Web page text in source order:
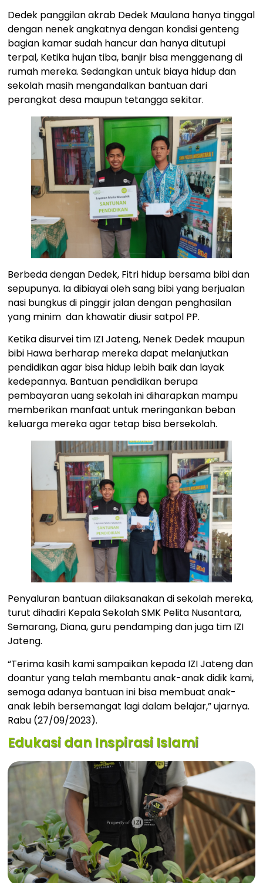
Dedek panggilan akrab Dedek Maulana hanya tinggal
dengan nenek angkatnya dengan kondisi genteng
bagian kamar sudah hancur dan hanya ditutupi
terpal, Ketika hujan tiba, banjir bisa menggenang di
rumah mereka. Sedangkan untuk biaya hidup dan
sekolah masih mengandalkan bantuan dari
perangkat desa maupun tetangga sekitar.
Berbeda dengan Dedek, Fitri hidup bersama bibi dan
sepupunya. Ia dibiayai oleh sang bibi yang berjualan
nasi bungkus di pinggir jalan dengan penghasilan
yang minim dan khawatir diusir satpol PP.
Ketika disurvei tim IZI Jateng, Nenek Dedek maupun
bibi Hawa berharap mereka dapat melanjutkan
pendidikan agar bisa hidup lebih baik dan layak
kedepannya. Bantuan pendidikan berupa
pembayaran uang sekolah ini diharapkan mampu
memberikan manfaat untuk meringankan beban
keluarga mereka agar tetap bisa bersekolah.
Penyaluran bantuan dilaksanakan di sekolah mereka,
turut dihadiri Kepala Sekolah SMK Pelita Nusantara,
Semarang, Diana, guru pendamping dan juga tim IZI
Jateng.
“Terima kasih kami sampaikan kepada IZI Jateng dan
doantur yang telah membantu anak-anak didik kami,
semoga adanya bantuan ini bisa membuat anak-
anak lebih bersemangat lagi dalam belajar,” ujarnya.
Rabu (27/09/2023).
Edukasi dan Inspirasi Islami